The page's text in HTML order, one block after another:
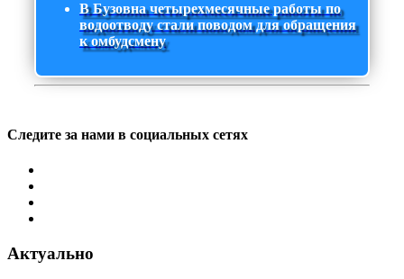
В Бузовна четырехмесячные работы по
водоотводу стали поводом для обращения
к омбудсмену
Следите за нами в социальных сетях
Актуально